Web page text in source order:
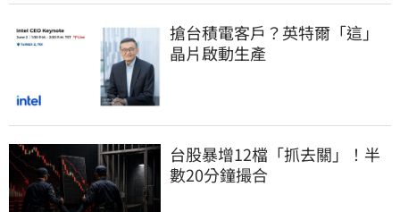
搶台積電客戶？英特爾「這」
晶片啟動生產
台股暴增12檔「抓去關」！半
數20分鐘撮合